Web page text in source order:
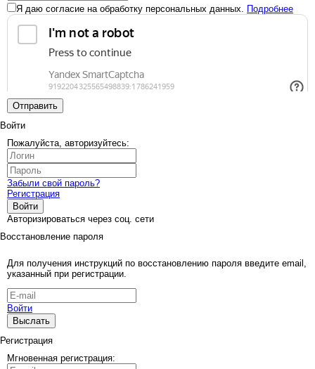
Я даю согласие на обработку персональных данных. Подробнее
Отправить
Войти
Пожалуйста, авторизуйтесь:
Забыли свой пароль?
Регистрация
Войти
Авторизироваться через соц. сети
Восстановление пароля
Для получения инструкций по восстановлению пароля введите email,
указанный при регистрации.
Войти
Выслать
Регистрация
Мгновенная регистрация: